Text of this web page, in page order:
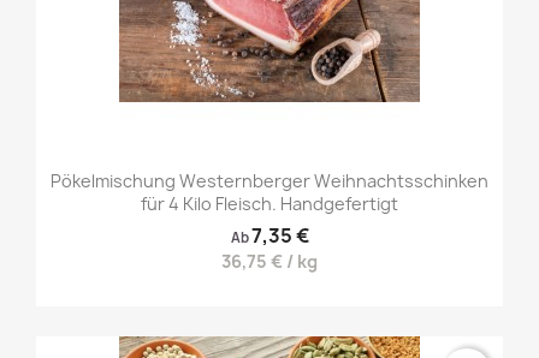
Pökelmischung Westernberger Weihnachtsschinken
für 4 Kilo Fleisch. Handgefertigt
Ab7,35 €
36,75 € / kg